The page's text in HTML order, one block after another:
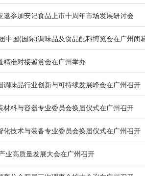
邀参加安记食品上市十周年市场发展研讨会
中国(国际)调味品及食品配料博览会在广州闭
精准对接鉴赏会在广州举办
味品行业创新与可持续发展峰会在广州召开
材料与容器专业委员会换届仪式在广州召开
化技术与装备专业委员会换届仪式在广州召开
业高质量发展大会在广州召开